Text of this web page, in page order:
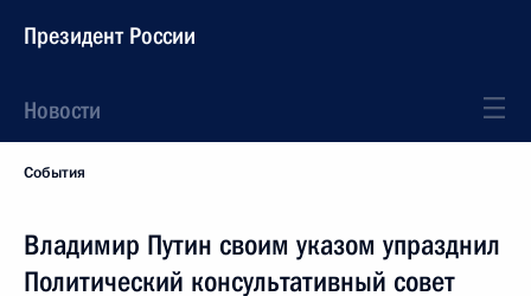
Президент России
Новости
События
Владимир Путин своим указом упразднил
Политический консультативный совет